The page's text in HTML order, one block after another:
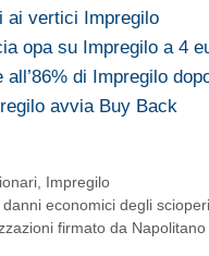
ai vertici Impregilo
opa su Impregilo a 4
all’86% di Impregilo
avvia Buy Back
Impregilo
economici degli
firmato da Napolitano